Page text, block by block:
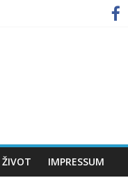
ŽIVOT IMPRESSUM